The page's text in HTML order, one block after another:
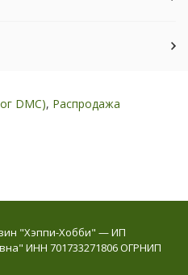
DMC), Распродажа
"Хэппи-Хобби" — ИП
ИНН 701733271806 ОГРНИП